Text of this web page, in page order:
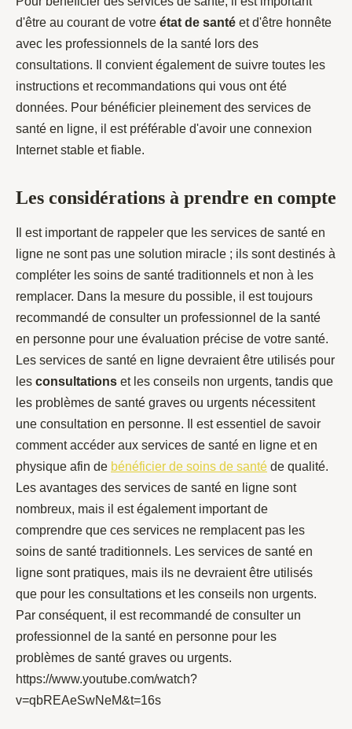
d'être au courant de votre état de santé et d'être honnête
avec les professionnels de la santé lors des
consultations. Il convient également de suivre toutes les
instructions et recommandations qui vous ont été
données. Pour bénéficier pleinement des services de
santé en ligne, il est préférable d'avoir une connexion
Internet stable et fiable.
Les considérations à prendre en compte
Il est important de rappeler que les services de santé en
ligne ne sont pas une solution miracle ; ils sont destinés à
compléter les soins de santé traditionnels et non à les
remplacer. Dans la mesure du possible, il est toujours
recommandé de consulter un professionnel de la santé
en personne pour une évaluation précise de votre santé.
Les services de santé en ligne devraient être utilisés pour
les consultations et les conseils non urgents, tandis que
les problèmes de santé graves ou urgents nécessitent
une consultation en personne. Il est essentiel de savoir
comment accéder aux services de santé en ligne et en
physique afin de bénéficier de soins de santé de qualité.
Les avantages des services de santé en ligne sont
nombreux, mais il est également important de
comprendre que ces services ne remplacent pas les
soins de santé traditionnels. Les services de santé en
ligne sont pratiques, mais ils ne devraient être utilisés
que pour les consultations et les conseils non urgents.
Par conséquent, il est recommandé de consulter un
professionnel de la santé en personne pour les
problèmes de santé graves ou urgents.
https://www.youtube.com/watch?
v=qbREAeSwNeM&t=16s